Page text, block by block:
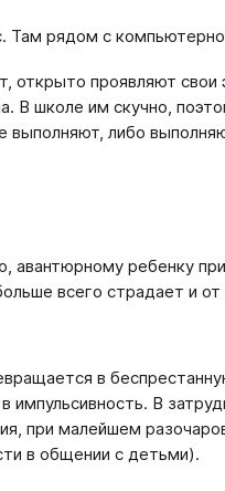
Там рядом с
открыто проявляют
В школе им скучно,
выполняют, либо
ребенку
всего страдает и
в
В
при малейшем
в общении с детьми).